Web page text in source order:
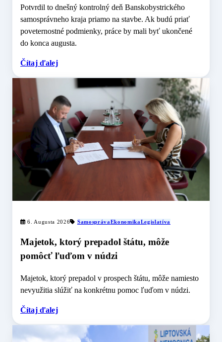
Potvrdil to dnešný kontrolný deň Banskobystrického
samosprávneho kraja priamo na stavbe. Ak budú priať
poveternostné podmienky, práce by mali byť ukončené
do konca augusta.
Čítaj ďalej
6. Augusta 2026 SamosprávaEkonomikaLegislatíva
Majetok, ktorý prepadol štátu, môže
pomôcť ľuďom v núdzi
Majetok, ktorý prepadol v prospech štátu, môže namiesto
nevyužitia slúžiť na konkrétnu pomoc ľuďom v núdzi.
Čítaj ďalej